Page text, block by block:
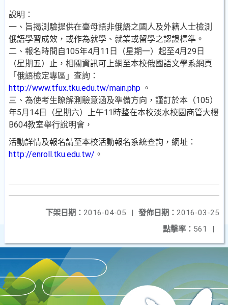
說明：
一、旨揭測驗提供在臺母語非俄語之國人及外籍人士檢測
俄語學習成效，或作為就學、就業或留學之認證標準。
二、報名時間自105年4月11日（星期一）起至4月29日
（星期五）止，相關資訊可上網至本校俄國語文學系網頁
「俄語檢定專區」查詢：
http://www.tfux.tku.edu.tw/main.php 。
三、為使考生瞭解測驗意涵及準備方向，謹訂於本（105）
年5月14日（星期六）上午11時整在本校淡水校園商管大樓
B604教室舉行說明會，
活動詳情及報名請至本校活動報名系統查詢，網址：
http://enroll.tku.edu.tw/ 。
發佈日期： 2016-03-25
下架日期： 2016-04-05
|
點擊率： 561 |